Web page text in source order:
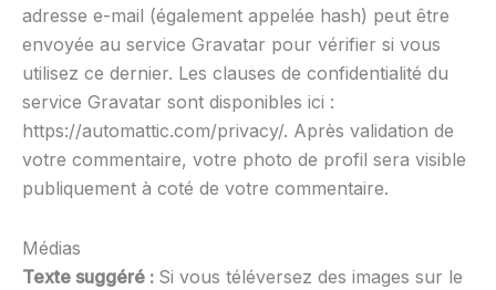
adresse e-mail (également appelée hash) peut être
envoyée au service Gravatar pour vérifier si vous
utilisez ce dernier. Les clauses de confidentialité du
service Gravatar sont disponibles ici :
https://automattic.com/privacy/. Après validation de
votre commentaire, votre photo de profil sera visible
publiquement à coté de votre commentaire.
Médias
Texte suggéré : Si vous téléversez des images sur le